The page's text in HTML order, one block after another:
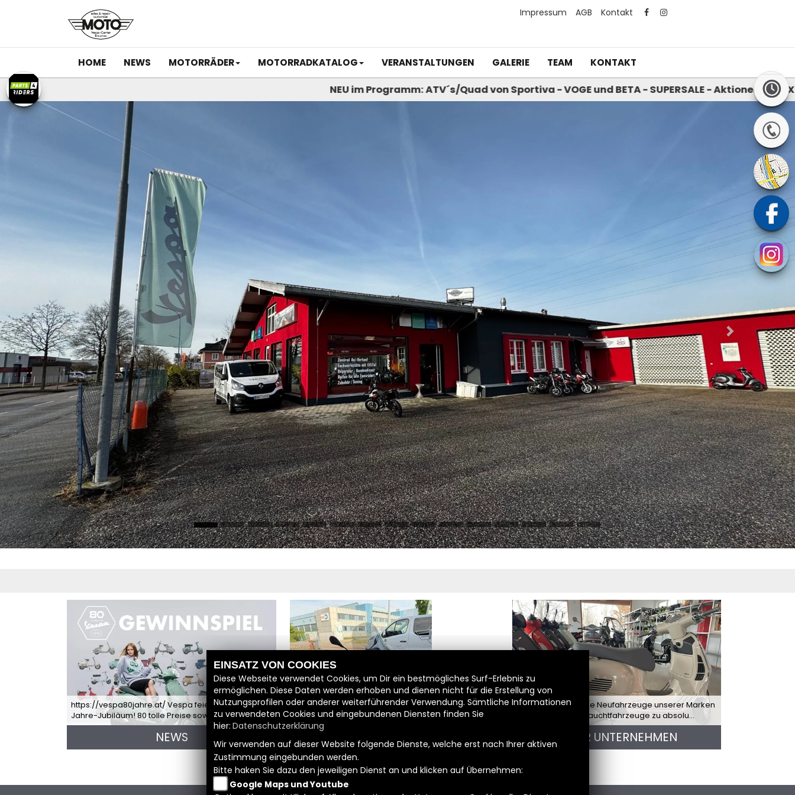
Impressum AGB Kontakt
HOME NEWS MOTORRÄDER MOTORRADKATALOG VERANSTALTUNGEN GALERIE TEAM KONTAKT
NEU im Programm: ATV´s/Quad von Sportiva - VOGE und BETA - SUPERSALE - Aktionen bei MX Helme
Previous Next
https://vespa80jahre.at/ Vespa feiert mit dir 80-
Jahre-Jubiläum! 80 tolle Preise sowie...
NEWS
für 4.399 EUR
GEBRAUCHTFAHRZEUG
Wir führen sämtliche Neufahrzeuge unserer Marken
und geprüfte Gebrauchtfahrzeuge zu absolu...
UNSER UNTERNEHMEN
EINSATZ VON COOKIES
Diese Webseite verwendet Cookies, um Dir ein bestmögliches Surf-Erlebnis zu
ermöglichen. Diese Daten werden erhoben und dienen nicht für die Erstellung von
Nutzungsprofilen oder anderer weiterführender Verwendung. Sämtliche Informationen
zu verwendeten Cookies und eingebundenen Diensten finden Sie
hier: Datenschutzerklärung
Wir verwenden auf dieser Website folgende Dienste, welche erst nach Ihrer aktiven
Zustimmung eingebunden werden.
Bitte haken Sie dazu den jeweiligen Dienst an und klicken auf Übernehmen:
Google Maps und Youtube